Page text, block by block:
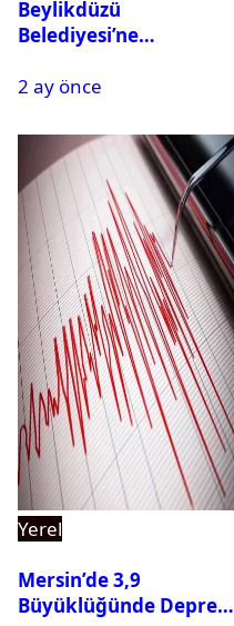
Beylikdüzü
Belediyesi’ne
Gözaltına Alındı
2 ay önce
Yerel
Mersin’de 3,9
Büyüklüğünde Deprem